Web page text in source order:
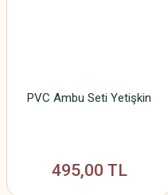
PVC Ambu Seti Yetişkin
495,00 TL